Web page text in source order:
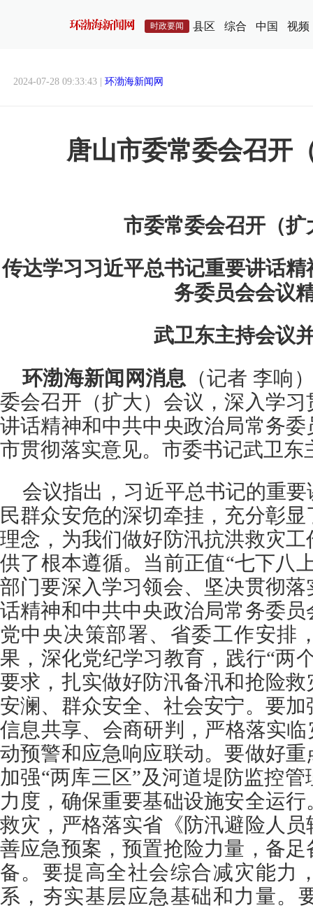
时政要闻 县区 综合 中国 视频
2024-07-28 09:33:43 | 环渤海新闻网
唐山市委常委会召开
市委常委会召开（扩
传达学习习近平总书记重要讲话
务委员会会议
武卫东主持会议
环渤海新闻网消息 （记者 李响
委会召开（扩大）会议，深入学
讲话精神和中共中央政治局常务
市贯彻落实意见。市委书记武卫东
会议指出，习近平总书记的重
民群众安危的深切牵挂，充分彰
理念，为我们做好防汛抗洪救灾
供了根本遵循。当前正值“七下八
部门要深入学习领会、坚决贯彻
话精神和中共中央政治局常务委
党中央决策部署、省委工作安排
果，深化党纪学习教育，践行“两
要求，扎实做好防汛备汛和抢险
安澜、群众安全、社会安宁。要
信息共享、会商研判，严格落实
动预警和应急响应联动。要做好
加强“两库三区”及河道堤防监控
力度，确保重要基础设施安全运
救灾，严格落实省《防汛避险人
善应急预案，预置抢险力量，备
备。要提高全社会综合减灾能力
系，夯实基层应急基础和力量。